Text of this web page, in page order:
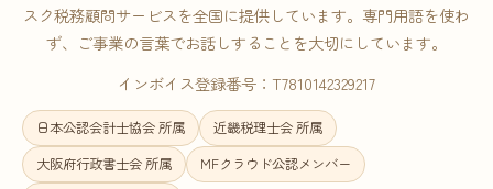
スク税務顧問サービスを全国に提供しています。専門用語を使わ
ず、ご事業の言葉でお話しすることを大切にしています。
インボイス登録番号：T7810142329217
日本公認会計士協会 所属
近畿税理士会 所属
大阪府行政書士会 所属
MFクラウド公認メンバー